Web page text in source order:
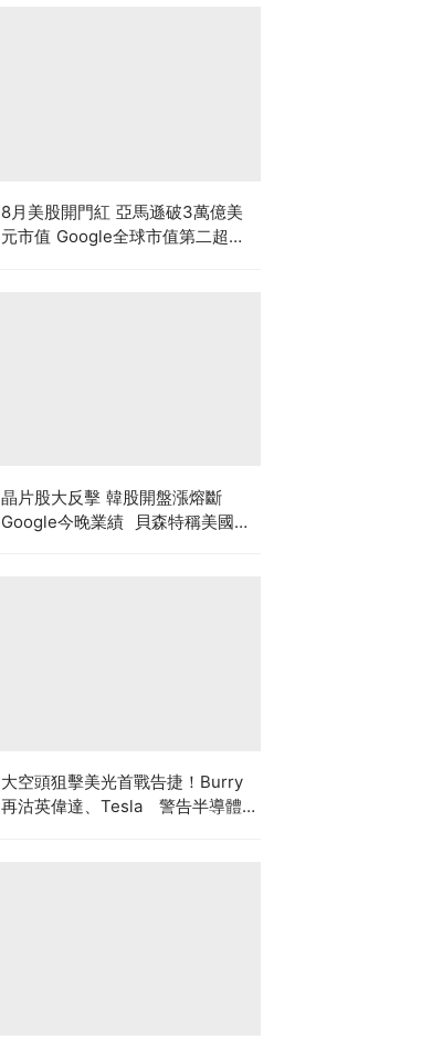
8月美股開門紅 亞馬遜破3萬億美
元市值 Google全球市值第二超越
晶片股大反擊 韓股開盤漲熔斷
Google今晚業績 貝森特稱美國將
大空頭狙擊美光首戰告捷！Burry
再沽英偉達、Tesla 警告半導體